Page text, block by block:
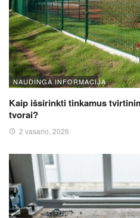
NAUDINGA INFORMACIJA
Kaip išsirinkti tinkamus
tvorai?
2 vasario, 2026